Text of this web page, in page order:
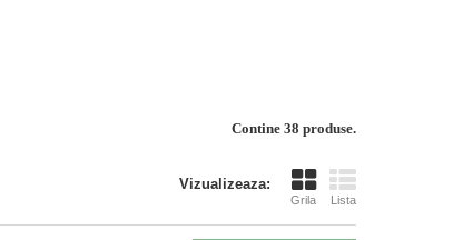
Contine 38 produse.
Vizualizeaza:
Grila Lista